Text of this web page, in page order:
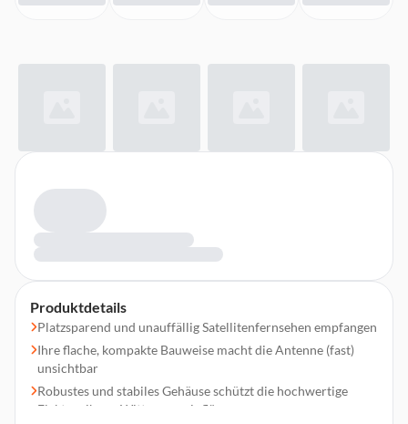
Produktdetails
Platzsparend und unauffällig Satellitenfernsehen empfangen
Ihre flache, kompakte Bauweise macht die Antenne (fast)
unsichtbar
Robustes und stabiles Gehäuse schützt die hochwertige
Elektronik vor Witterungseinflüssen